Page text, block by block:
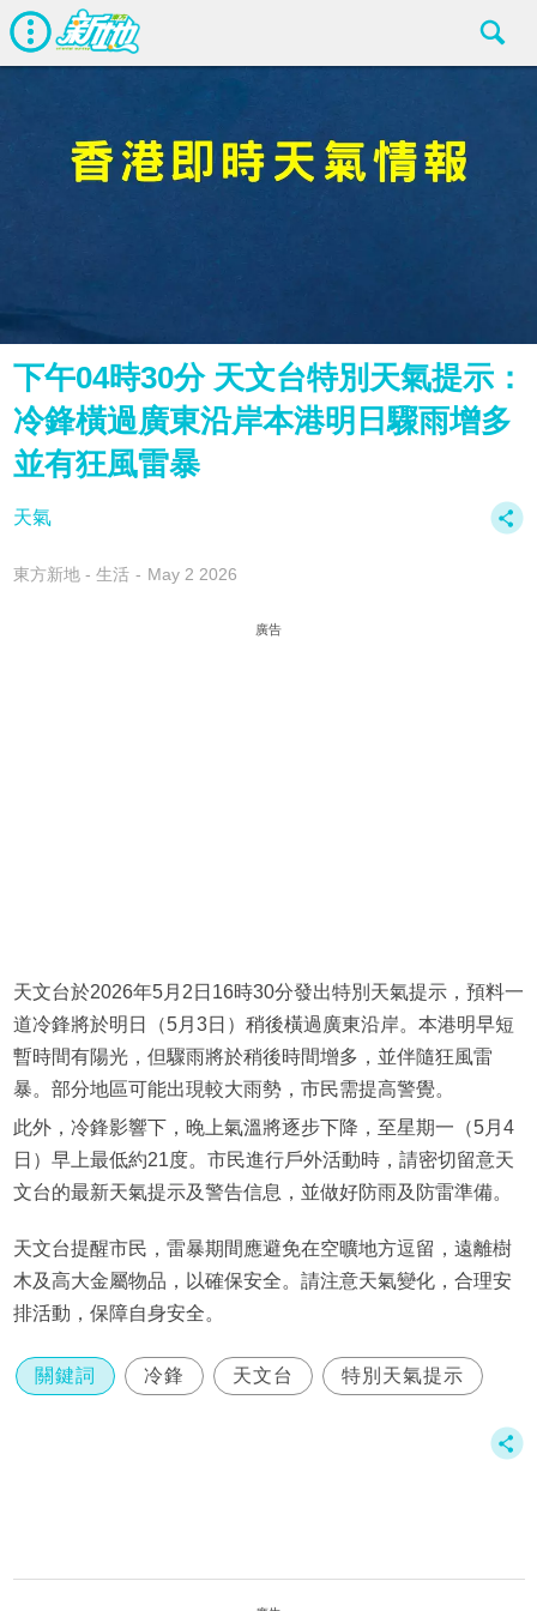
下午04時30分 天文台特別天氣提示：
冷鋒橫過廣東沿岸本港明日驟雨增多
並有狂風雷暴
天氣
東方新地 - 生活 May 2 2026
廣告
天文台於2026年5月2日16時30分發出特別天氣提示，預料一
道冷鋒將於明日（5月3日）稍後橫過廣東沿岸。本港明早短
暫時間有陽光，但驟雨將於稍後時間增多，並伴隨狂風雷
暴。部分地區可能出現較大雨勢，市民需提高警覺。
此外，冷鋒影響下，晚上氣溫將逐步下降，至星期一（5月4
日）早上最低約21度。市民進行戶外活動時，請密切留意天
文台的最新天氣提示及警告信息，並做好防雨及防雷準備。
天文台提醒市民，雷暴期間應避免在空曠地方逗留，遠離樹
木及高大金屬物品，以確保安全。請注意天氣變化，合理安
排活動，保障自身安全。
關鍵詞 冷鋒 天文台 特別天氣提示